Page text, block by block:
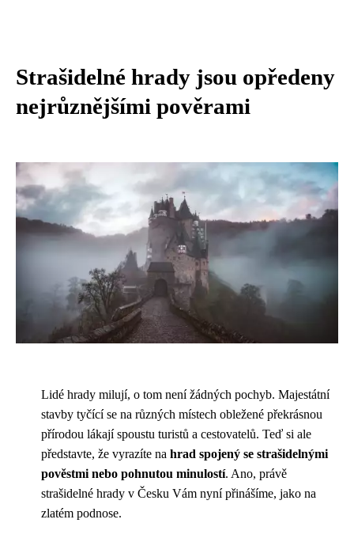
Strašidelné hrady jsou opředeny
nejrůznějšími pověrami
Lidé hrady milují, o tom není žádných pochyb. Majestátní
stavby tyčící se na různých místech obležené překrásnou
přírodou lákají spoustu turistů a cestovatelů. Teď si ale
představte, že vyrazíte na hrad spojený se strašidelnými
pověstmi nebo pohnutou minulostí. Ano, právě
strašidelné hrady v Česku Vám nyní přinášíme, jako na
zlatém podnose.